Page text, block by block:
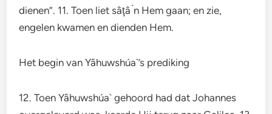
dienen”. 11. Toen liet sâţâ ́n Hem gaan; en zie,
engelen kwamen en dienden Hem.
Het begin van Yâhuwshúa`’s prediking
12. Toen Yâhuwshúa` gehoord had dat Johannes